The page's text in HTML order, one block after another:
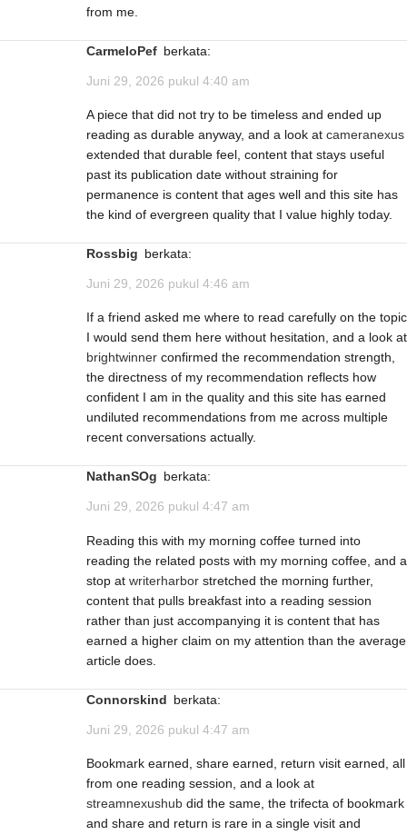
from me.
CarmeloPef berkata:
Juni 29, 2026 pukul 4:40 am
A piece that did not try to be timeless and ended up
reading as durable anyway, and a look at cameranexus
extended that durable feel, content that stays useful
past its publication date without straining for
permanence is content that ages well and this site has
the kind of evergreen quality that I value highly today.
Rossbig berkata:
Juni 29, 2026 pukul 4:46 am
If a friend asked me where to read carefully on the topic
I would send them here without hesitation, and a look at
brightwinner confirmed the recommendation strength,
the directness of my recommendation reflects how
confident I am in the quality and this site has earned
undiluted recommendations from me across multiple
recent conversations actually.
NathanSOg berkata:
Juni 29, 2026 pukul 4:47 am
Reading this with my morning coffee turned into
reading the related posts with my morning coffee, and a
stop at writerharbor stretched the morning further,
content that pulls breakfast into a reading session
rather than just accompanying it is content that has
earned a higher claim on my attention than the average
article does.
Connorskind berkata:
Juni 29, 2026 pukul 4:47 am
Bookmark earned, share earned, return visit earned, all
from one reading session, and a look at
streamnexushub did the same, the trifecta of bookmark
and share and return is rare in a single visit and